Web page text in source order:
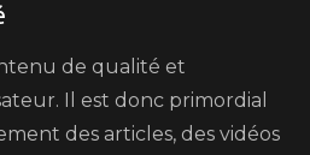
de qualité et
Il est donc primordial
des articles, des vidéos